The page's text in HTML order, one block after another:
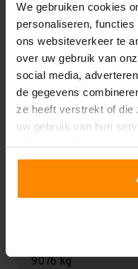
We gebruiken cookies
personaliseren,
ons websiteverkeer te
over uw gebruik van
social media,
de gegevens
ze heeft verstrekt of die
uw gebruik van hun
Liggerlengte:
1.850 mm & 2.700
Aantal niveaus:
3
Kleur staanders:
9076 kg